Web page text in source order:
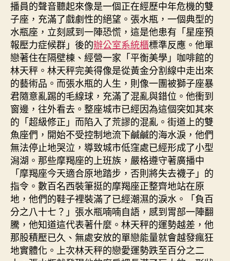
播員的聲音聽起來像是一個正在經歷中年危機的雙
子座，充滿了戲劇性的絕望。張水瓶，一個典型的
水瓶座，立刻感到一陣恐慌，這是他患有「星座預
報壓力症候群」後的辦公室系統櫃標準反應。他單
戀著住在隔壁棟、經營一家「平衡美學」咖啡館的
林天秤。林天秤完美得像是從黃金分割線中走出來
的藝術品。而張水瓶的人生，則像一團被獅子座暴
君隨意亂踢的毛線球，充滿了混亂與錯位。他衝到
窗邊，往外看去。整座城市已經因為這個突如其來
的「超級修正」而陷入了荒謬的混亂。街道上的雙
魚座們，開始不受控制地流下鹹鹹的海水淚，他們
無法停止地哭泣，導致城市低窪處已經形成了小型
潟湖。那些摩羯座的上班族，嚴格遵守著廣播中
「摩羯座今天適合原地踏步，否則將失去襪子」的
指令。數百名西裝筆挺的摩羯座正整齊地站在原
地，他們的鞋子裡裝滿了已經潮濕的淚水。「負百
分之八十七？」張水瓶喃喃自語，感到胃部一陣翻
騰，他知道這代表著什麼。林天秤的運勢越差，他
那股積壓已久、無處安放的單戀能量就會越發瘋狂
地實體化。上次林天秤的戀愛運勢跌至百分之二